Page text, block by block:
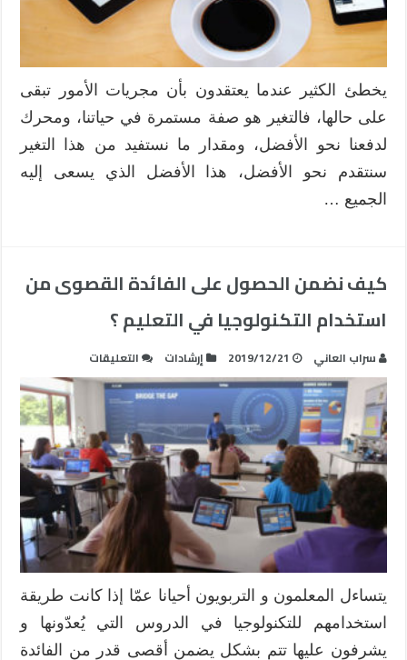
يخطئ الكثير عندما يعتقدون بأن مجريات الأمور تبقى
على حالها، فالتغير هو صفة مستمرة في حياتنا، ومحرك
لدفعنا نحو الأفضل، ومقدار ما نستفيد من هذا التغير
سنتقدم نحو الأفضل، هذا الأفضل الذي يسعى إليه
الجميع …
كيف نضمن الحصول على الفائدة القصوى من
استخدام التكنولوجيا في التعليم ؟
سراب العاني 2019/12/21 إرشادات التعليقات
كيف
نضمن
الحصول
على
الفائدة
القصوى
من
استخدام
التكنولوجيا
التعليم
؟
مغلقة
يتساءل المعلمون و التربويون أحيانا عمّا إذا كانت طريقة
استخدامهم للتكنولوجيا في الدروس التي يُعدّونها و
يشرفون عليها تتم بشكل يضمن أقصى قدر من الفائدة